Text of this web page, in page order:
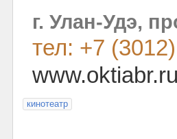
г. Улан-Удэ,
тел: +7
www.oktiabr.ru
кинотеатр